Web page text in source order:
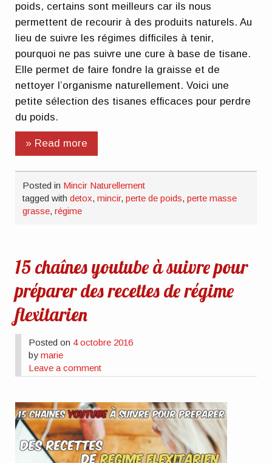
poids, certains sont meilleurs car ils nous
permettent de recourir à des produits naturels. Au
lieu de suivre les régimes difficiles à tenir,
pourquoi ne pas suivre une cure à base de tisane.
Elle permet de faire fondre la graisse et de
nettoyer l’organisme naturellement. Voici une
petite sélection des tisanes efficaces pour perdre
du poids.
» Read more
Posted in Mincir Naturellement
tagged withdetox,mincir,perte de poids,perte masse
grasse,régime
15 chaînes youtube à suivre pour
préparer des recettes de régime
flexitarien
Posted on 4 octobre 2016
bymarie
Leave a comment